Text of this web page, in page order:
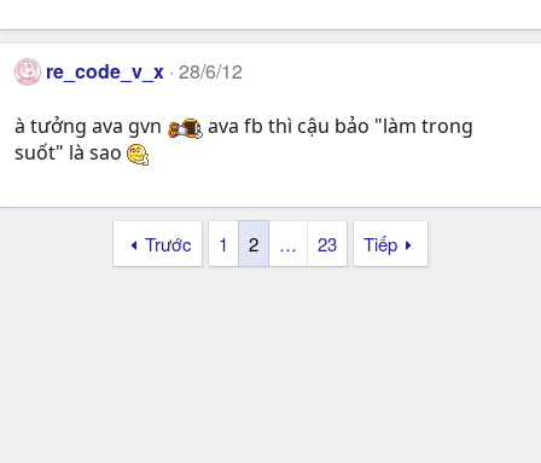
re_code_v_x 28/6/12
à tưởng ava gvn
ava fb thì cậu bảo "làm trong
suốt" là sao
Trước 1 2 … 23 Tiếp